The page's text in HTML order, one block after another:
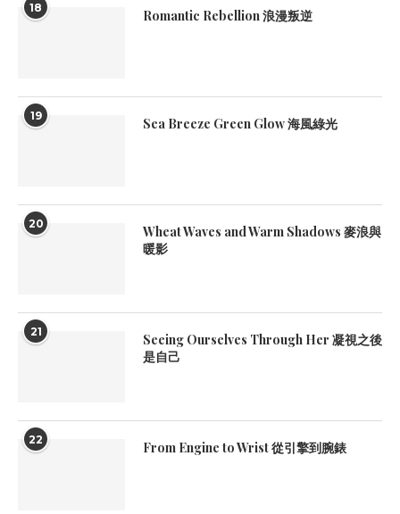
18 Romantic Rebellion 浪漫叛逆
19 Sea Breeze Green Glow 海風綠光
20
Wheat Waves and Warm Shadows 麥浪與
暖影
21
Seeing Ourselves Through Her 凝視之後
是自己
22 From Engine to Wrist 從引擎到腕錶